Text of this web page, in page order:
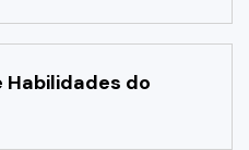
Habilidades do